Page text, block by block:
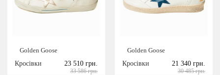
Golden Goose
Кросівки
23 510 грн.
33 586 грн.
Golden Goose
Кросівки
21 340 грн.
30 485 грн.